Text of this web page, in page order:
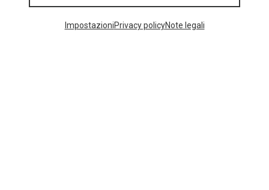
ImpostazioniPrivacy policyNote legali